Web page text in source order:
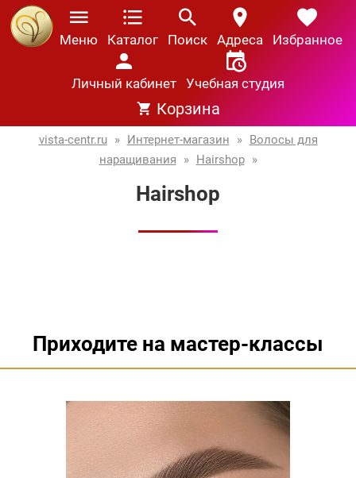
Меню Каталог Поиск Адреса Избранное
Личный кабинет Учебная студия
Корзина
vista-centr.ru » Интернет-магазин » Волосы для
наращивания
» Hairshop »
Hairshop
Приходите на мастер-классы